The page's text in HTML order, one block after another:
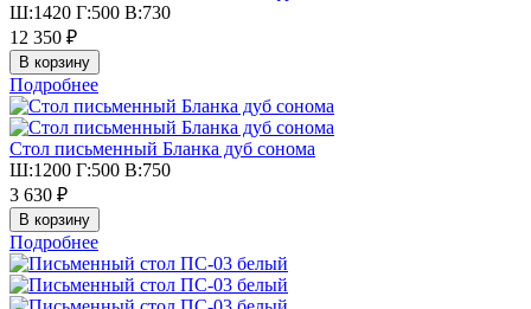
Ш:1420 Г:500 В:730
12 350 ₽
Подробнее
Стол письменный Бланка дуб сонома
Ш:1200 Г:500 В:750
3 630 ₽
Подробнее